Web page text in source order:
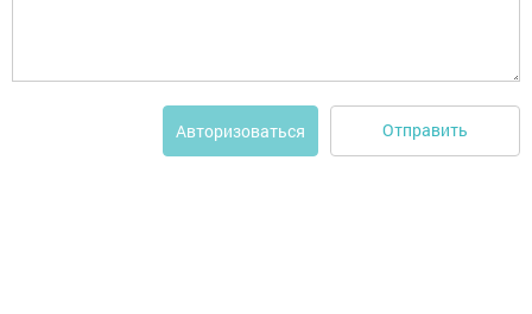
Авторизоваться Отправить